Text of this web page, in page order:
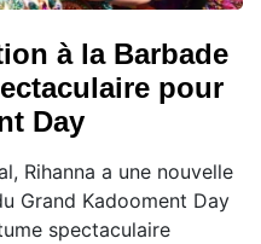
à la Barbade
pour
Day
Rihanna a une nouvelle
Grand Kadooment Day
spectaculaire